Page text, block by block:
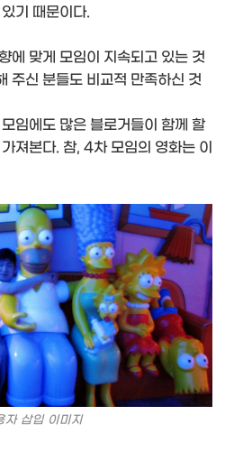
기 때문이다.
에 맞게 모임이 지속되고 있는 것
주신 분들도 비교적 만족하신 것
임에도 많은 블로거들이 함께 할
져본다. 참, 4차 모임의 영화는 이
자 삽입 이미지